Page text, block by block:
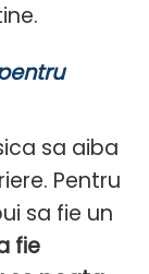
sa aiba
Pentru
sa fie un
fie